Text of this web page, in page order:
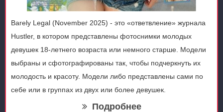
Barely Legal (November 2025) - это «ответвление» журнала
Hustler, в котором представлены фотоснимки молодых
девушек 18-летнего возраста или немного старше. Модели
выбраны и сфотографированы так, чтобы подчеркнуть их
молодость и красоту. Модели либо представлены сами по
себе или в группах из двух или более девушек.
Подробнее